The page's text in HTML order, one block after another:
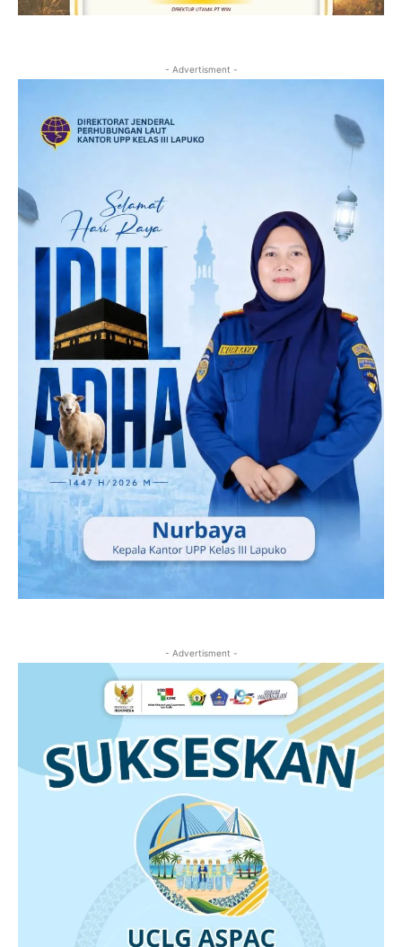
- Advertisment -
- Advertisment -